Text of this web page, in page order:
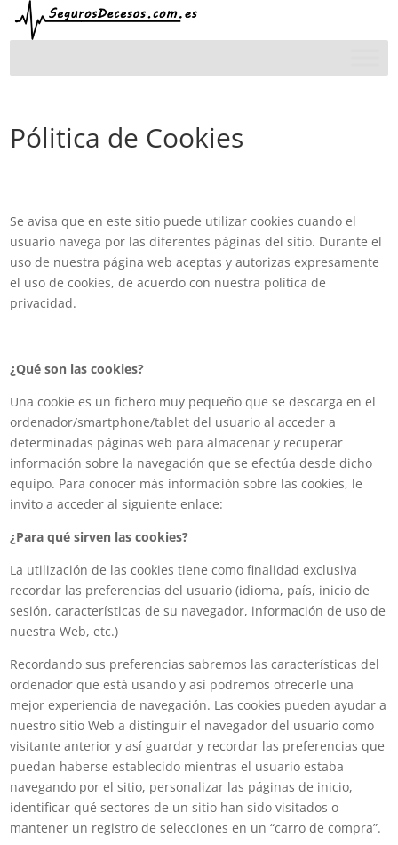
Pólitica de Cookies
Se avisa que en este sitio puede utilizar cookies cuando el
usuario navega por las diferentes páginas del sitio. Durante el
uso de nuestra página web aceptas y autorizas expresamente
el uso de cookies, de acuerdo con nuestra política de
privacidad.
¿Qué son las cookies?
Una cookie es un fichero muy pequeño que se descarga en el
ordenador/smartphone/tablet del usuario al acceder a
determinadas páginas web para almacenar y recuperar
información sobre la navegación que se efectúa desde dicho
equipo. Para conocer más información sobre las cookies, le
invito a acceder al siguiente enlace:
¿Para qué sirven las cookies?
La utilización de las cookies tiene como finalidad exclusiva
recordar las preferencias del usuario (idioma, país, inicio de
sesión, características de su navegador, información de uso de
nuestra Web, etc.)
Recordando sus preferencias sabremos las características del
ordenador que está usando y así podremos ofrecerle una
mejor experiencia de navegación. Las cookies pueden ayudar a
nuestro sitio Web a distinguir el navegador del usuario como
visitante anterior y así guardar y recordar las preferencias que
puedan haberse establecido mientras el usuario estaba
navegando por el sitio, personalizar las páginas de inicio,
identificar qué sectores de un sitio han sido visitados o
mantener un registro de selecciones en un “carro de compra”.